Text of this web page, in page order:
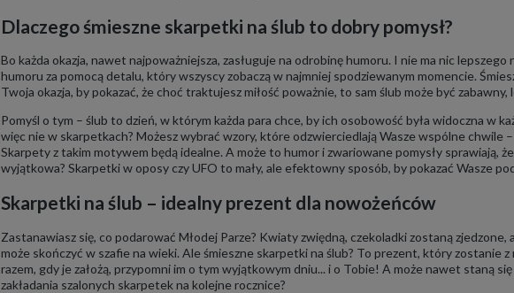
Dlaczego śmieszne skarpetki na ślub to dobry pomysł?
Bo każda okazja, nawet najpoważniejsza, zasługuje na odrobinę humoru. I nie ma nic
humoru za pomocą detalu, który wszyscy zobaczą w najmniej spodziewanym momencie.
Twoja okazja, by pokazać, że choć traktujesz miłość poważnie, to sam ślub może być zabawny,
Pomyśl o tym – ślub to dzień, w którym każda para chce, by ich osobowość była widoczna w
więc nie w skarpetkach? Możesz wybrać wzory, które odzwierciedlają Wasze wspólne chwile
Skarpety z takim motywem będą idealne. A może to humor i zwariowane pomysły sprawiają,
wyjątkowa? Skarpetki w oposy czy UFO to mały, ale efektowny sposób, by pokazać Wasze
Skarpetki na ślub – idealny prezent dla nowożeńców
Zastanawiasz się, co podarować Młodej Parze? Kwiaty zwiędną, czekoladki zostaną zjedzone,
może skończyć w szafie na wieki. Ale śmieszne skarpetki na ślub? To prezent, który zostanie z
razem, gdy je założą, przypomni im o tym wyjątkowym dniu... i o Tobie! A może nawet staną
zakładania szalonych skarpetek na kolejne rocznice?